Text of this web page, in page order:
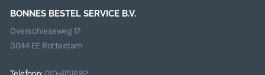
BONNES BESTEL SERVICE B.V.
Overschieseweg 17
3044 EE Rotterdam